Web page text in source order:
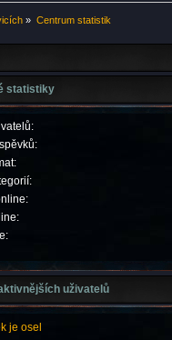
» Centrum statistik
statistiky
uživatelů
je osel